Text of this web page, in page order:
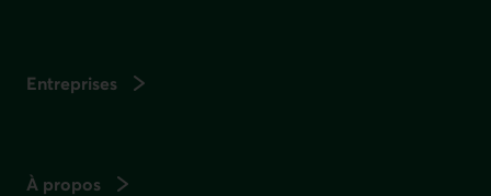
Entreprises
À propos